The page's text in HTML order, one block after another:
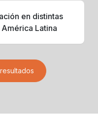
en distintas
Latina